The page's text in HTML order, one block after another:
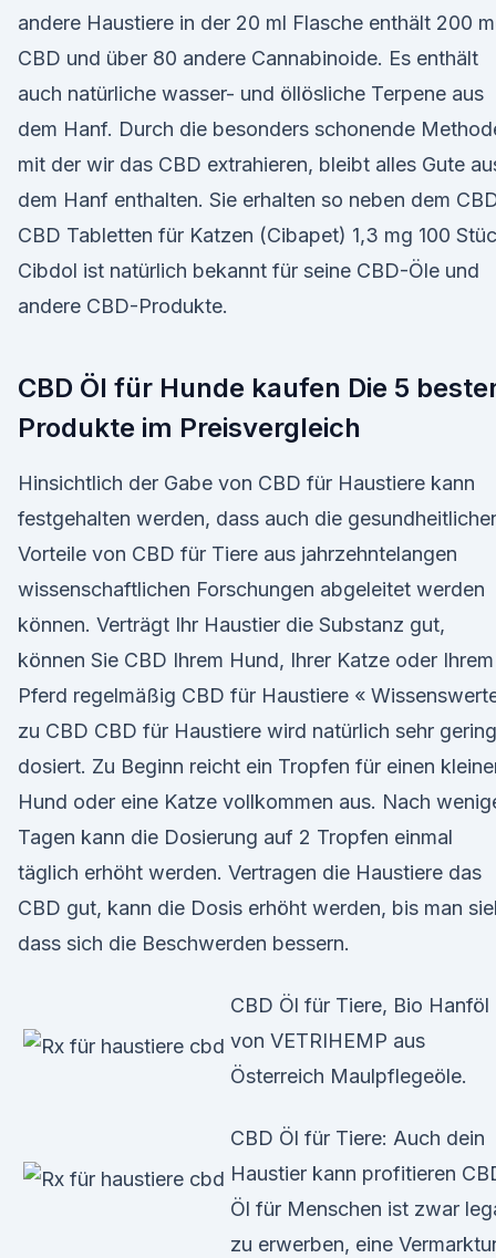
andere Haustiere in der 20 ml Flasche enthält 200
CBD und über 80 andere Cannabinoide. Es enthält
auch natürliche wasser- und öllösliche Terpene aus
dem Hanf. Durch die besonders schonende
mit der wir das CBD extrahieren, bleibt alles Gute
dem Hanf enthalten. Sie erhalten so neben dem
CBD Tabletten für Katzen (Cibapet) 1,3 mg 100
Cibdol ist natürlich bekannt für seine CBD-Öle und
andere CBD-Produkte.
CBD Öl für Hunde kaufen Die 5
Produkte im Preisvergleich
Hinsichtlich der Gabe von CBD für Haustiere kann
festgehalten werden, dass auch die
Vorteile von CBD für Tiere aus jahrzehntelangen
wissenschaftlichen Forschungen abgeleitet werden
können. Verträgt Ihr Haustier die Substanz gut,
können Sie CBD Ihrem Hund, Ihrer Katze oder Ihrem
Pferd regelmäßig CBD für Haustiere «
zu CBD CBD für Haustiere wird natürlich sehr gering
dosiert. Zu Beginn reicht ein Tropfen für einen
Hund oder eine Katze vollkommen aus. Nach
Tagen kann die Dosierung auf 2 Tropfen einmal
täglich erhöht werden. Vertragen die Haustiere das
CBD gut, kann die Dosis erhöht werden, bis man
dass sich die Beschwerden bessern.
CBD Öl für Tiere, Bio Hanföl
von VETRIHEMP aus
Österreich Maulpflegeöle.
CBD Öl für Tiere: Auch dein
Haustier kann profitieren
Öl für Menschen ist zwar
zu erwerben, eine